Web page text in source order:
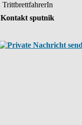
TrittbrettfahrerIn
Kontakt sputnik